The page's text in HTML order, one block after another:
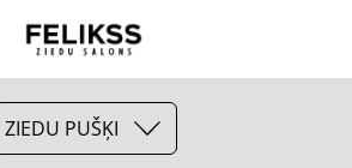
ZIEDU PUŠĶI